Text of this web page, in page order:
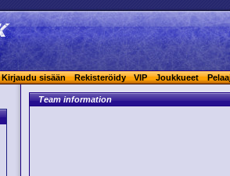
Kirjaudu sisään Rekisteröidy VIP Joukkueet
Team information